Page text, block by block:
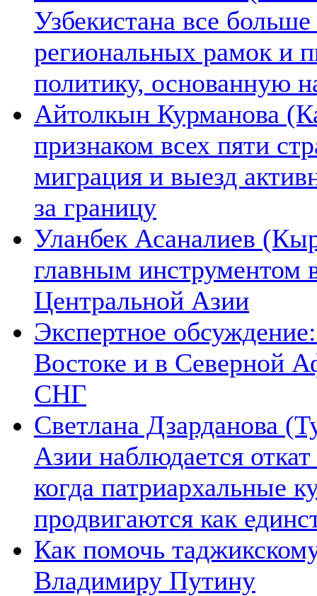
Узбекистана все
региональных рамок и
политику, основанную
Айтолкын Курманова
признаком всех пяти
миграция и выезд
за границу
Уланбек Асаналиев
главным инструментом
Центральной Азии
Экспертное
Востоке и в Северной
СНГ
Светлана Дзарданова
Азии наблюдается
когда патриархальные
продвигаются как
Как помочь
Владимиру Путину